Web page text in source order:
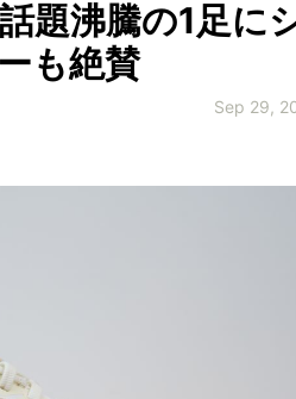
題沸騰の1足に
も絶賛
Sep 29,